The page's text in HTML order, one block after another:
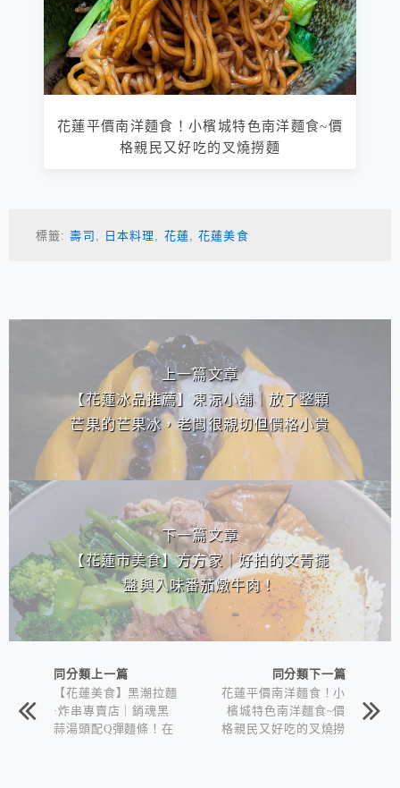
花蓮平價南洋麵食！小檳城特色南洋麵食~價
格親民又好吃的叉燒撈麵
標籤:壽司 , 日本料理, 花蓮,花蓮美食
上一篇文章
【花蓮冰品推薦】凍涼小舖｜放了整顆
芒果的芒果冰，老闆很親切但價格小貴
下一篇文章
【花蓮市美食】方方家｜好拍的文青擺
盤與入味番茄燉牛肉！
同分類上一篇
【花蓮美食】黑潮拉麵
·炸串專賣店｜銷魂黑
蒜湯頭配Q彈麵條！在
同分類下一篇
花蓮平價南洋麵食！小
檳城特色南洋麵食~價
格親民又好吃的叉燒撈